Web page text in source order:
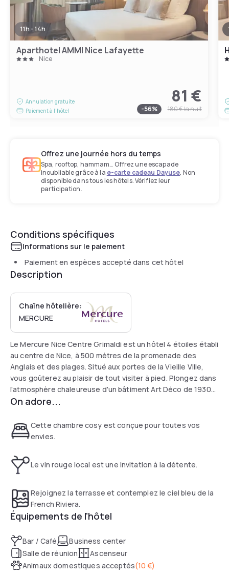
11h - 14h
Aparthotel AMMI Nice Lafayette
Nice
Annulation gratuite
Paiement à l'hôtel
81 €
-56% 180 €la nuit
Offrez une journée hors du temps
Spa, rooftop, hammam… Offrez une escapade
inoubliable grâce à la e-carte cadeau Dayuse. Non
disponible dans tous les hôtels. Vérifiez leur
participation.
Conditions spécifiques
Informations sur le paiement
Paiement en espèces accepté dans cet hôtel
Description
Chaîne hôtelière:
MERCURE
Le Mercure Nice Centre Grimaldi est un hôtel 4 étoiles établi
au centre de Nice, à 500 mètres de la promenade des
Anglais et des plages. Situé aux portes de la Vieille Ville,
vous goûterez au plaisir de tout visiter à pied. Plongez dans
l'atmosphère chaleureuse d'un bâtiment Art Déco de 1930
et profitez d'un séjour luxueux dans nos chambres
de ciel bleu ? Accordez-vous une parenthèse ressourçante
sur notre superbe rooftop avec vue sur la ville.
On adore...
Cette chambre cosy est conçue pour toutes vos
envies.
Le vin rouge local est une invitation à la détente.
Rejoignez la terrasse et contemplez le ciel bleu de la
French Riviera.
Équipements de l'hôtel
Bar / Café
Business center
Salle de réunion
Ascenseur
Animaux domestiques acceptés(10 €)